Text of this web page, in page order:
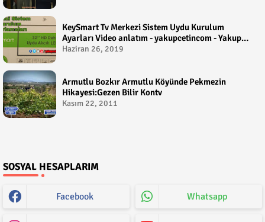
KeySmart Tv Merkezi Sistem Uydu Kurulum
Ayarları Video anlatım - yakupcetincom - Yakup
Çetin
Haziran 26, 2019
Armutlu Bozkır Armutlu Köyünde Pekmezin
Hikayesi:Gezen Bilir Kontv
Kasım 22, 2011
SOSYAL HESAPLARIM
Facebook Whatsapp